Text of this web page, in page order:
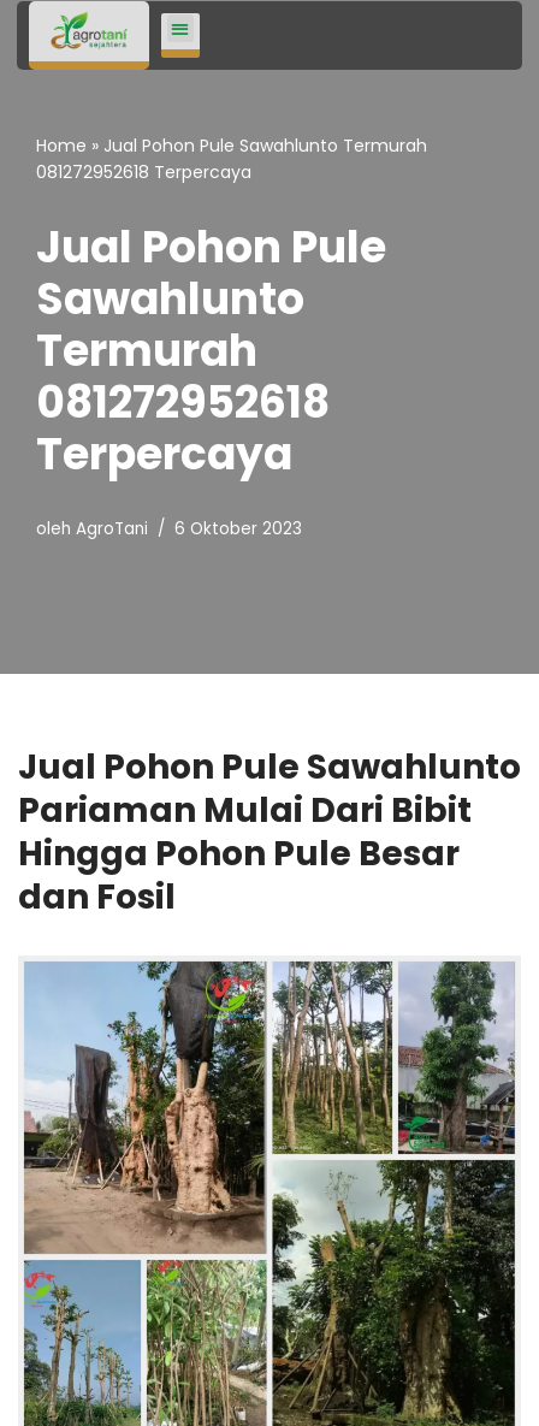
Lompat
Home » Jual Pohon Pule Sawahlunto Termurah
081272952618 Terpercaya
Jual Pohon Pule
Sawahlunto
Termurah
081272952618
Terpercaya
oleh AgroTani 6 Oktober 2023
Jual Pohon Pule Sawahlunto
Pariaman Mulai Dari Bibit
Hingga Pohon Pule Besar
dan Fosil